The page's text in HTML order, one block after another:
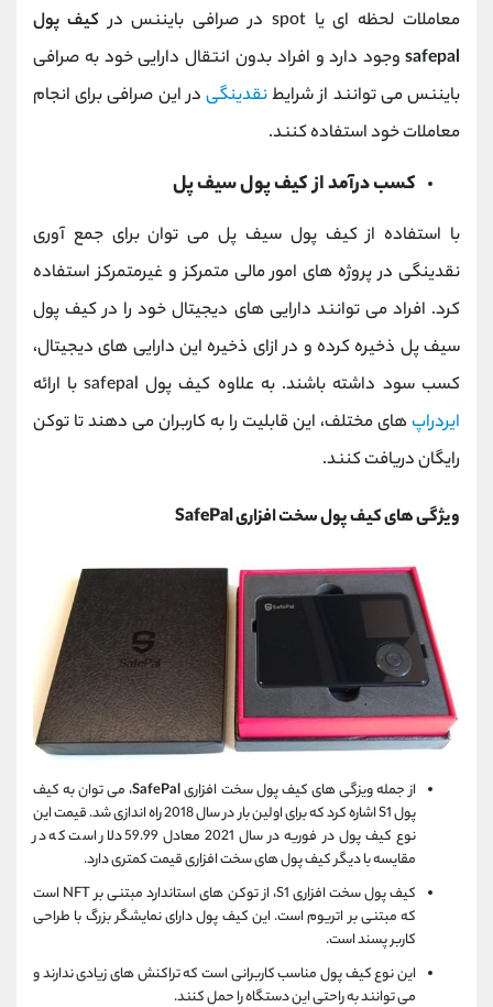
معاملات لحظه ای یا spot در صرافی بایننس در
کیف پول
safepal وجود دارد و افراد بدون انتقال دارایی خود به صرافی
بایننس می توانند از شرایطنقدینگی در این صرافی برای انجام
معاملات خود استفاده کنند.
کسب درآمد از کیف پول سیف پل
با استفاده از کیف پول سیف پل می توان برای جمع آوری
نقدینگی در پروژه های امور مالی متمرکز و غیرمتمرکز استفاده
کرد. افراد می توانند دارایی های دیجیتال خود را در کیف پول
سیف پل ذخیره کرده و در ازای ذخیره این دارایی های دیجیتال،
کسب سود داشته باشند. به علاوه کیف پول safepal با ارائه
ایردراپ های مختلف، این قابلیت را به کاربران می دهند تا توکن
رایگان دریافت کنند.
ویژگی های کیف پول سخت افزاری SafePal
از جمله ویزگی های کیف پول سخت افزاریSafePal، می توان به کیف
پول S1 اشاره کرد که برای اولین بار در سال 2018 راه اندازی شد. قیمت این
نوع کیف پول در فوریه در سال 2021 معادل 59.99 دلار است که در
مقایسه با دیگر کیف پول های سخت افزاری قیمت کمتری دارد.
کیف پول سخت افزاری S1، از توکن های استاندارد مبتنی بر NFT است
که مبتنی بر اتریوم است. این کیف پول دارای نمایشگر بزرگ با طراحی
کاربر پسند است.
این نوع کیف پول مناسب کاربرانی است که تراکنش های زیادی ندارند و
می توانند به راحتی این دستگاه را حمل کنند.